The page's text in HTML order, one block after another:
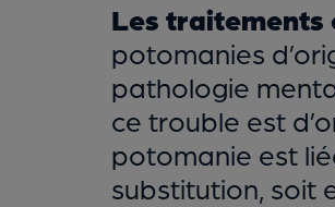
Les traitements
potomanies
pathologie
ce trouble est
potomanie est
substitution, soit